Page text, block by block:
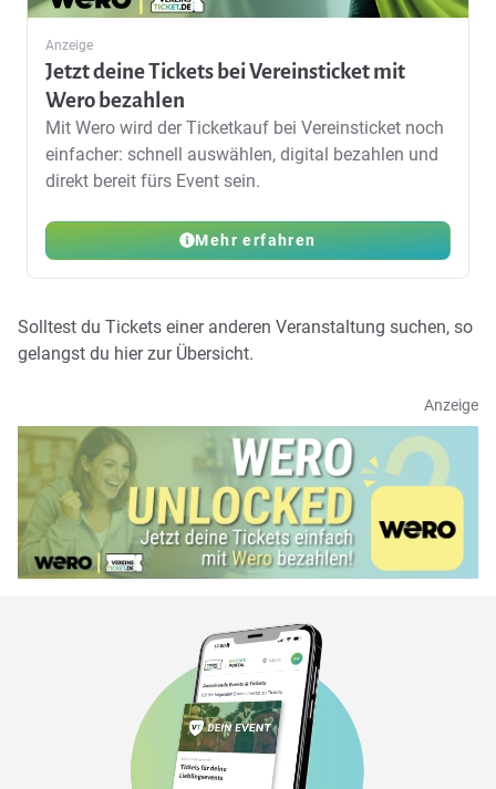
Anzeige
Jetzt deine Tickets bei Vereinsticket mit
Wero bezahlen
Mit Wero wird der Ticketkauf bei Vereinsticket noch
einfacher: schnell auswählen, digital bezahlen und
direkt bereit fürs Event sein.
Mehr erfahren
Solltest du Tickets einer anderen Veranstaltung suchen, so
gelangst du hier zur Übersicht.
Anzeige